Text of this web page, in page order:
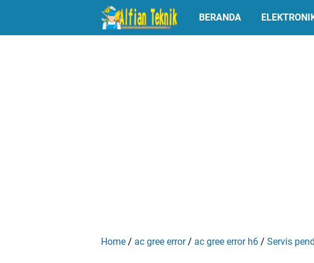
BERANDA
Home / ac gree error / ac gree error h6 / Servis